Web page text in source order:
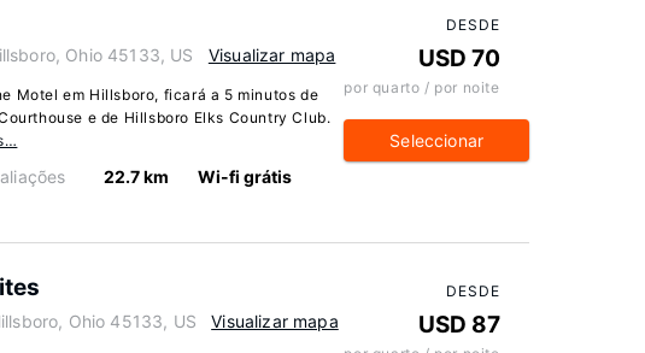
Ohio 45133, US Visualizar mapa
Motel em Hillsboro, ficará a 5 minutos de
e de Hillsboro Elks Country Club.
22.7 km Wi-fi grátis
DESDE
USD 70
por quarto / por noite
Seleccionar
Ohio 45133, US Visualizar mapa
DESDE
USD 87